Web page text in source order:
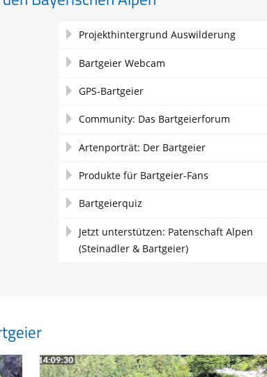
Navigation
Projekthintergrund Auswilderung
Bartgeier Webcam
GPS-Bartgeier
Community: Das Bartgeierforum
Artenporträt: Der Bartgeier
Produkte für Bartgeier-Fans
Bartgeierquiz
Jetzt unterstützen: Patenschaft Alpen
(Steinadler & Bartgeier)